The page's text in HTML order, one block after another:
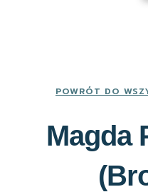
POWRÓT DO
Magda